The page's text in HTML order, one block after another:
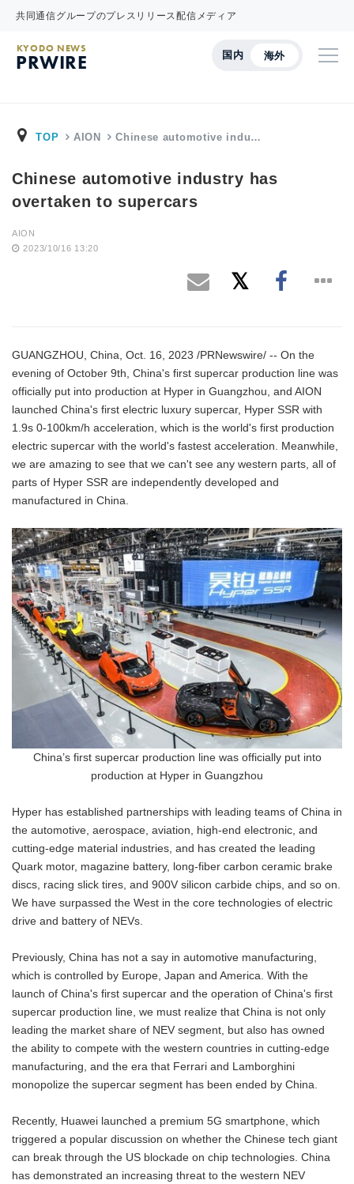
共同通信グループのプレスリリース配信メディア
国内 海外
KYODO NEWS
PRWIRE
TOP AION Chinese automotive indu…
Chinese automotive industry has
overtaken to supercars
AION
2023/10/16 13:20
GUANGZHOU, China, Oct. 16, 2023 /PRNewswire/ -- On the
evening of October 9th, China's first supercar production line was
officially put into production at Hyper in Guangzhou, and AION
launched China's first electric luxury supercar, Hyper SSR with
1.9s 0-100km/h acceleration, which is the world's first production
electric supercar with the world's fastest acceleration. Meanwhile,
we are amazing to see that we can't see any western parts, all of
parts of Hyper SSR are independently developed and
manufactured in China.
China’s first supercar production line was officially put into
production at Hyper in Guangzhou
Hyper has established partnerships with leading teams of China in
the automotive, aerospace, aviation, high-end electronic, and
cutting-edge material industries, and has created the leading
Quark motor, magazine battery, long-fiber carbon ceramic brake
discs, racing slick tires, and 900V silicon carbide chips, and so on.
We have surpassed the West in the core technologies of electric
drive and battery of NEVs.
Previously, China has not a say in automotive manufacturing,
which is controlled by Europe, Japan and America. With the
launch of China's first supercar and the operation of China's first
supercar production line, we must realize that China is not only
leading the market share of NEV segment, but also has owned
the ability to compete with the western countries in cutting-edge
manufacturing, and the era that Ferrari and Lamborghini
monopolize the supercar segment has been ended by China.
Recently, Huawei launched a premium 5G smartphone, which
triggered a popular discussion on whether the Chinese tech giant
can break through the US blockade on chip technologies. China
has demonstrated an increasing threat to the western NEV